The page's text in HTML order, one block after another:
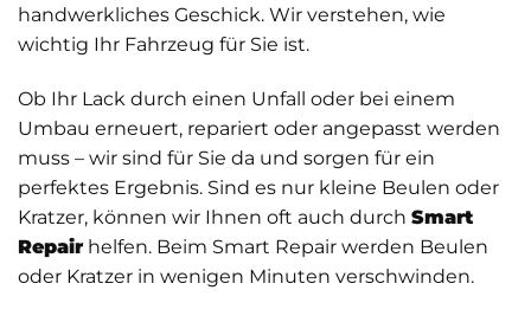
handwerkliches Geschick. Wir verstehen, wie
wichtig Ihr Fahrzeug für Sie ist.
Ob Ihr Lack durch einen Unfall oder bei einem
Umbau erneuert, repariert oder angepasst werden
muss – wir sind für Sie da und sorgen für ein
perfektes Ergebnis. Sind es nur kleine Beulen oder
Kratzer, können wir Ihnen oft auch durch Smart
Repair helfen. Beim Smart Repair werden Beulen
oder Kratzer in wenigen Minuten verschwinden.